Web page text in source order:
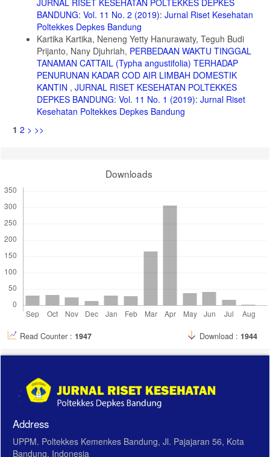
BANDUNG: Vol. 11 No. 2 (2019): Jurnal Riset Kesehatan
Poltekkes Depkes Bandung
Kartika Kartika, Neneng Yetty Hanurawaty, Teguh Budi
Prijanto, Nany Djuhriah, PERBEDAAN WAKTU TINGGAL
TANAMAN CATTAIL (Typha angustifolia) TERHADAP
PENURUNAN KADAR COD AIR LIMBAH DOMESTIK
KANTIN , JURNAL RISET KESEHATAN POLTEKKES
DEPKES BANDUNG: Vol. 11 No. 1 (2019): Jurnal Riset
Kesehatan Poltekkes Depkes Bandung
1 2 > >>
Downloads
Read Counter : 1947 Download : 1944
Address
UPPM. Poltekkes Kemenkes Bandung, Jl. Pajajaran 56, Kota
Bandung, Indonesia